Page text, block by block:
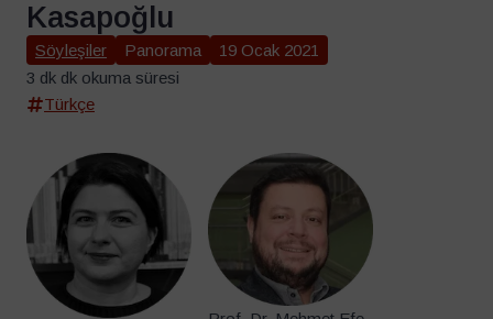
Kasapoğlu
Söyleşiler Panorama
19 Ocak 2021
3 dk dk okuma süresi
Türkçe